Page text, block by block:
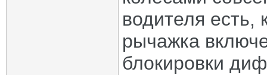
водителя есть,
рычажка
блокировки